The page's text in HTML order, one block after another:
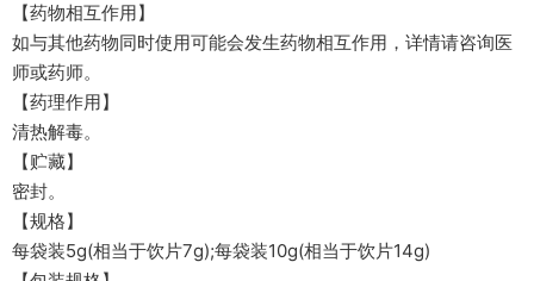
【药物相互作用】
如与其他药物同时使用可能会发生药物相互作用，详情请咨询医
师或药师。
【药理作用】
清热解毒。
【贮藏】
密封。
【规格】
每袋装5g(相当于饮片7g);每袋装10g(相当于饮片14g)